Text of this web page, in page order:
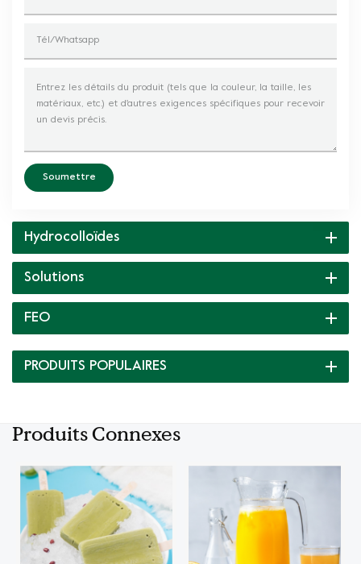
Soumettre
Hydrocolloïdes
Solutions
FEO
PRODUITS POPULAIRES
Produits Connexes